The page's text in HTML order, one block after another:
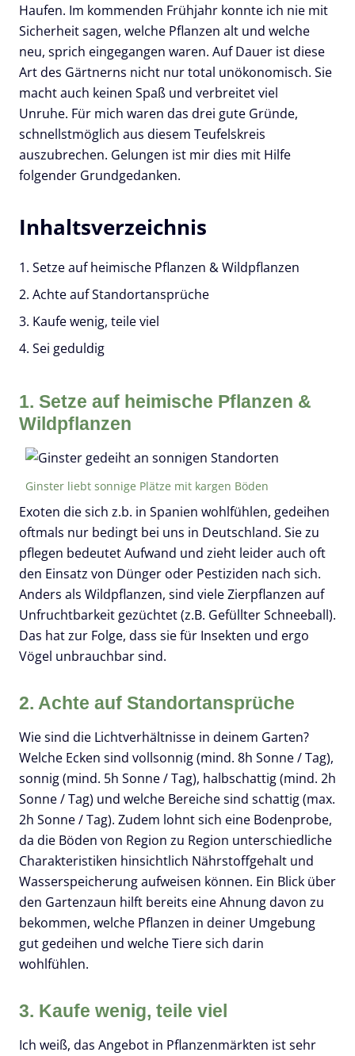
Haufen. Im kommenden Frühjahr konnte ich nie mit
Sicherheit sagen, welche Pflanzen alt und welche
neu, sprich eingegangen waren. Auf Dauer ist diese
Art des Gärtnerns nicht nur total unökonomisch. Sie
macht auch keinen Spaß und verbreitet viel
Unruhe. Für mich waren das drei gute Gründe,
schnellstmöglich aus diesem Teufelskreis
auszubrechen. Gelungen ist mir dies mit Hilfe
folgender Grundgedanken.
1. Setze auf heimische Pflanzen & Wildpflanzen
2. Achte auf Standortansprüche
3. Kaufe wenig, teile viel
4. Sei geduldig
1. Setze auf heimische Pflanzen &
Wildpflanzen
Ginster liebt sonnige Plätze mit kargen Böden
Exoten die sich z.b. in Spanien wohlfühlen, gedeihen
oftmals nur bedingt bei uns in Deutschland. Sie zu
pflegen bedeutet Aufwand und zieht leider auch oft
den Einsatz von Dünger oder Pestiziden nach sich.
Anders als Wildpflanzen, sind viele Zierpflanzen auf
Unfruchtbarkeit gezüchtet (z.B. Gefüllter Schneeball).
Das hat zur Folge, dass sie für Insekten und ergo
Vögel unbrauchbar sind.
2. Achte auf Standortansprüche
Wie sind die Lichtverhältnisse in deinem Garten?
Welche Ecken sind vollsonnig (mind. 8h Sonne / Tag),
sonnig (mind. 5h Sonne / Tag), halbschattig (mind. 2h
Sonne / Tag) und welche Bereiche sind schattig (max.
2h Sonne / Tag). Zudem lohnt sich eine Bodenprobe,
da die Böden von Region zu Region unterschiedliche
Charakteristiken hinsichtlich Nährstoffgehalt und
Wasserspeicherung aufweisen können. Ein Blick über
den Gartenzaun hilft bereits eine Ahnung davon zu
bekommen, welche Pflanzen in deiner Umgebung
gut gedeihen und welche Tiere sich darin
wohlfühlen.
3. Kaufe wenig, teile viel
Ich weiß, das Angebot in Pflanzenmärkten ist sehr